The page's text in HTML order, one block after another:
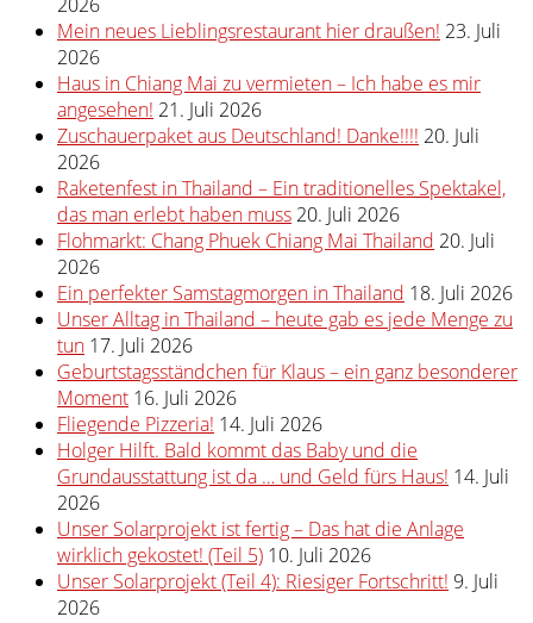
Mein neues Lieblingsrestaurant hier draußen! 23. Juli
2026
Haus in Chiang Mai zu vermieten – Ich habe es mir
angesehen! 21. Juli 2026
Zuschauerpaket aus Deutschland! Danke!!!! 20. Juli
2026
Raketenfest in Thailand – Ein traditionelles Spektakel,
das man erlebt haben muss 20. Juli 2026
Flohmarkt: Chang Phuek Chiang Mai Thailand 20. Juli
2026
Ein perfekter Samstagmorgen in Thailand 18. Juli 2026
Unser Alltag in Thailand – heute gab es jede Menge zu
tun 17. Juli 2026
Geburtstagsständchen für Klaus – ein ganz besonderer
Moment 16. Juli 2026
Fliegende Pizzeria! 14. Juli 2026
Holger Hilft. Bald kommt das Baby und die
Grundausstattung ist da … und Geld fürs Haus! 14. Juli
2026
Unser Solarprojekt ist fertig – Das hat die Anlage
wirklich gekostet! (Teil 5) 10. Juli 2026
Unser Solarprojekt (Teil 4): Riesiger Fortschritt! 9. Juli
2026